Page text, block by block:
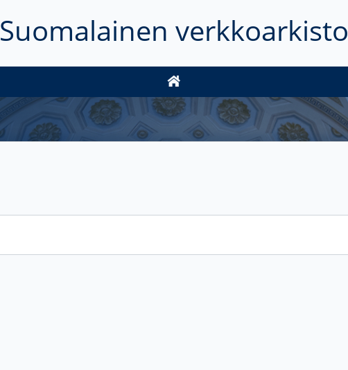
Suomalainen verkkoarkisto